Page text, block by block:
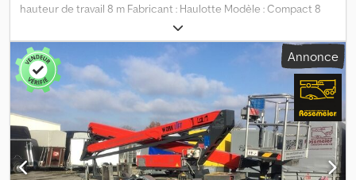
hauteur de travail 8 m Fabricant : Haulotte Modèle : Compact 8
Dodsy I Rrmjpfx Agdjkr Dimensions : 3 140 x 810 x 8 180 mm (Lxlxh)
Hauteur de travail : 10,14 m Hauteur plancher : 6,18 m Dimensions
du panier : 3,14 x 0,72 m
Annonce